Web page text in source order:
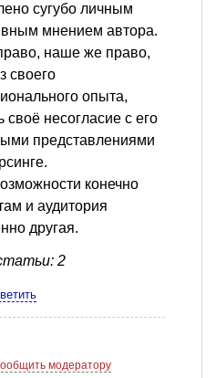
сугубо личным
мнением автора.
наше же право,
своего
опыта,
своё несогласие с его
представлениями
конечно
и аудитория
другая.
2
модератору